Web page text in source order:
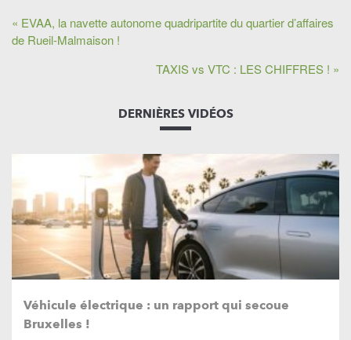
« EVAA, la navette autonome quadripartite du quartier d’affaires
de Rueil-Malmaison !
TAXIS vs VTC : LES CHIFFRES ! »
DERNIÈRES VIDÉOS
Véhicule électrique : un rapport qui secoue
Bruxelles !